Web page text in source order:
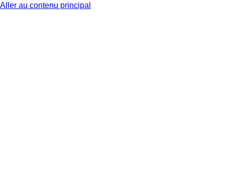
Aller au contenu principal